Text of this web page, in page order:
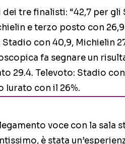
dei tre finalisti: “42,7 per gli
e terzo posto con
con 40,9, Michielin
fa segnare un
29.4. Televoto: Stadio
Iurato con il 26%.
voce con la sala
è stata